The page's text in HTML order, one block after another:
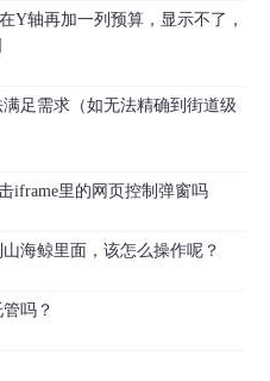
Y轴再加一列预算，显示不了，
足需求（如无法精确到街道级
iframe里的网页控制弹窗吗
海鲸里面，该怎么操作呢？
吗？